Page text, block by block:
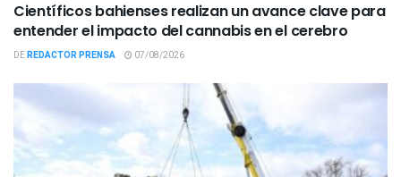
Científicos bahienses realizan un avance clave para
entender el impacto del cannabis en el cerebro
DEREDACTOR PRENSA 07/08/2026